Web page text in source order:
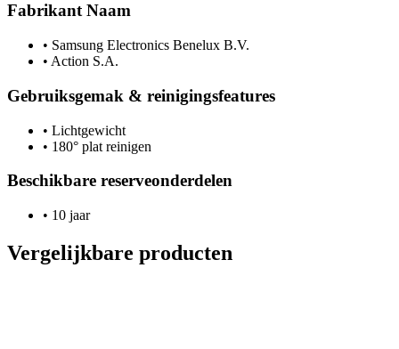
Fabrikant Naam
• Samsung Electronics Benelux B.V.
• Action S.A.
Gebruiksgemak & reinigingsfeatures
• Lichtgewicht
• 180° plat reinigen
Beschikbare reserveonderdelen
• 10 jaar
Vergelijkbare producten